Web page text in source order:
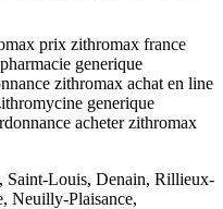
prix zithromax france
generique
zithromax achat en line
generique
acheter zithromax
Saint-Louis, Denain, Rillieux-
Neuilly-Plaisance,